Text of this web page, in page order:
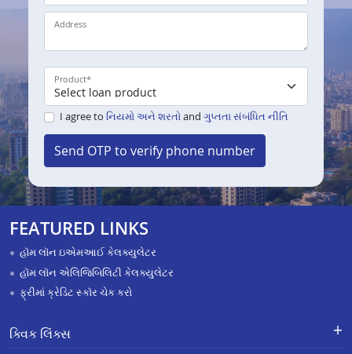
Address
Product*
I agree to નિયમો અને શરતોand ગુપ્તતા સંબંધિત નીતિ
Send OTP to verify phone number
FEATURED LINKS
હૉમ લૉન ઇએમઆઈ કેલક્યુલેટર
હૉમ લૉન એલિજિબિલિટી કેલક્યુલેટર
ફ્રીમાં ક્રેડિટ સ્કૉર ચેક કરો
ક્વિક લિંક્સ